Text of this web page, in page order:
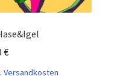
€
Versandkosten